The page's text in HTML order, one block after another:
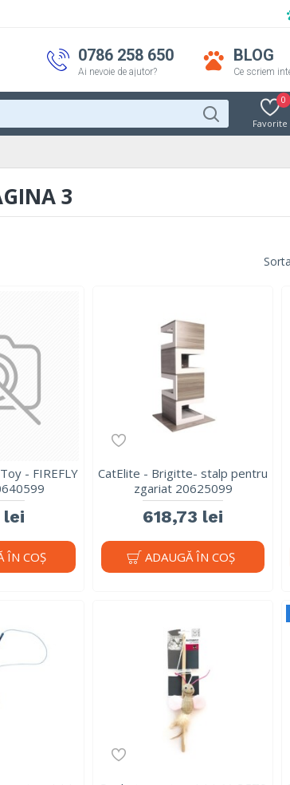
0786 258 650
Ai nevoie de ajutor?
BLOG
Ce scriem
Favorite
0
3
- FIREFLY
lei
ÎN COŞ
CatElite - Brigitte- stalp pentru
zgariat 20625099
618,73 lei
ADAUGĂ ÎN COŞ